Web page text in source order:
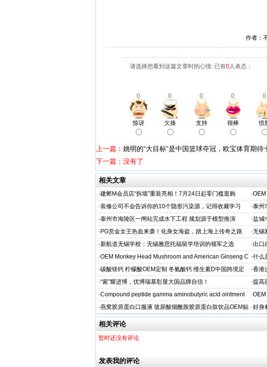
作者：
请选择您看到这篇文章时的心情: 已有0人表态：
0 0 0 0 0
惊讶 欠揍 支持 很棒 愤
上一篇： 姚明的“大目标”是中国篮球夺冠，欧宝体育期待
下一篇：没有了
相关文章
·建邺M会员店“拆墙”重装亮相！7月24日起零门槛逛购 ·
·装修公司不会告诉你的10个隐形污染源，记得收藏学习 ·泰州
·泰州市海陵区一闸站完成水下工程 规划源于模型推演 ·盐城
礼，
· PG赏金女王热血来袭！化身女海盗，踏上海上传奇之路 ·无锡
·新航道无锡学校：无锡雅思托福留学培训的领军之选 ·出口
贴牌
·OEM Monkey Head Mushroom and American Ginseng C
aps
·什么
·碳酸镁钙 柠檬酸OEM定制 冬氨酸钙 维生素D中国跨境定
制
·香港
·“紫”耀进博，优博瑞慕彰显大国品牌自信！ ·提高
·Compound peptide gamma aminobutyric acid ointment ·
·燕窝胶原蛋白口服液 玻尿酸烟酰胺胶原蛋白肽饮品OEM贴
牌
·好身
相关评论
暂时还没有评论
发表我的评论